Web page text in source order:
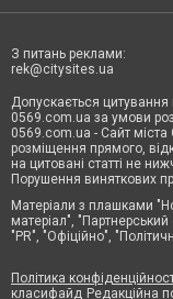
З питань реклами:
rek@citysites.ua
Допускається цитування
0569.com.ua за умови
0569.com.ua - Сайт
розміщення прямого,
на цитовані статті не
Порушення виняткових
Матеріали з плашками
матеріал",
"PR", "Офіційно",
Політика
класифайд Редакційна